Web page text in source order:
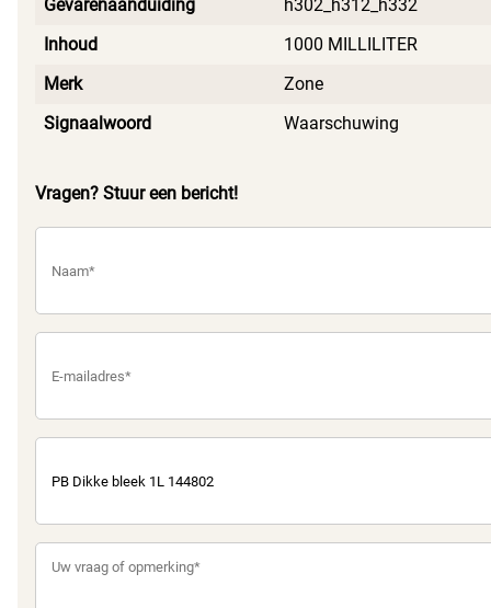
Gevarenaanduiding
h302_h312_h332
Inhoud
1000 MILLILITER
Merk
Zone
Signaalwoord
Waarschuwing
Vragen? Stuur een bericht!